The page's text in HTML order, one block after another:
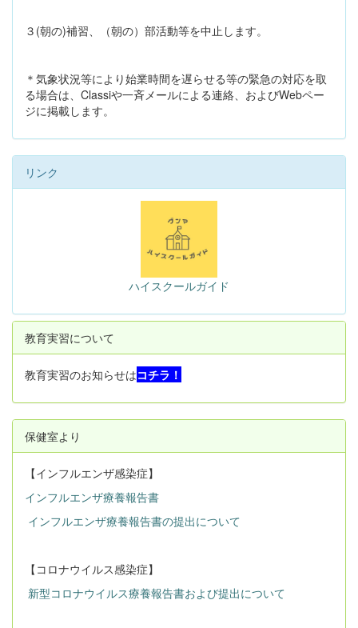
３(朝の)補習、（朝の）部活動等を中止します。
＊気象状況等により始業時間を遅らせる等の緊急の対応を取
る場合は、Classiや一斉メールによる連絡、およびWebペー
ジに掲載します。
リンク
ハイスクールガイド
教育実習について
教育実習のお知らせはコチラ！
保健室より
【インフルエンザ感染症】
インフルエンザ療養報告書
インフルエンザ療養報告書の提出について
【コロナウイルス感染症】
新型コロナウイルス療養報告書および提出について